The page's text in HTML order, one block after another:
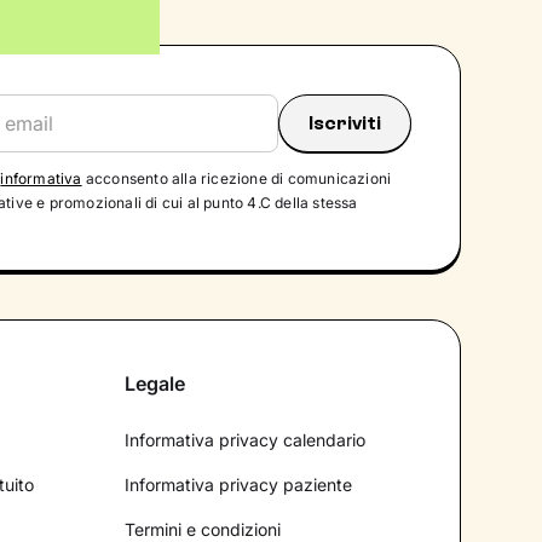
informativa acconsento alla ricezione di comunicazioni
e promozionali di cui al punto 4.C della stessa
Legale
Informativa privacy calendario
Informativa privacy paziente
Termini e condizioni